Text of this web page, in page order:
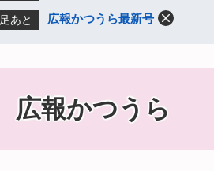
足あと 広報かつうら最新号
広報かつうら